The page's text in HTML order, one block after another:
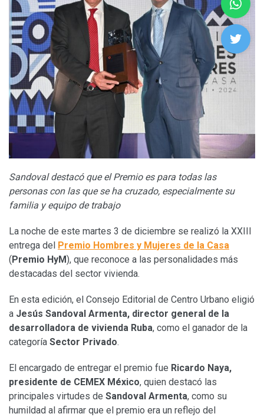
Sandoval destacó que el Premio es para todas las
personas con las que se ha cruzado, especialmente su
familia y equipo de trabajo
La noche de este martes 3 de diciembre se realizó la XXIII
entrega del Premio Hombres y Mujeres de la Casa
(Premio HyM), que reconoce a las personalidades más
destacadas del sector vivienda.
En esta edición, el Consejo Editorial de Centro Urbano eligió
a Jesús Sandoval Armenta, director general de la
desarrolladora de vivienda Ruba, como el ganador de la
categoría Sector Privado.
El encargado de entregar el premio fue Ricardo Naya,
presidente de CEMEX México, quien destacó las
principales virtudes de Sandoval Armenta, como su
humildad al afirmar que el premio era un reflejo del